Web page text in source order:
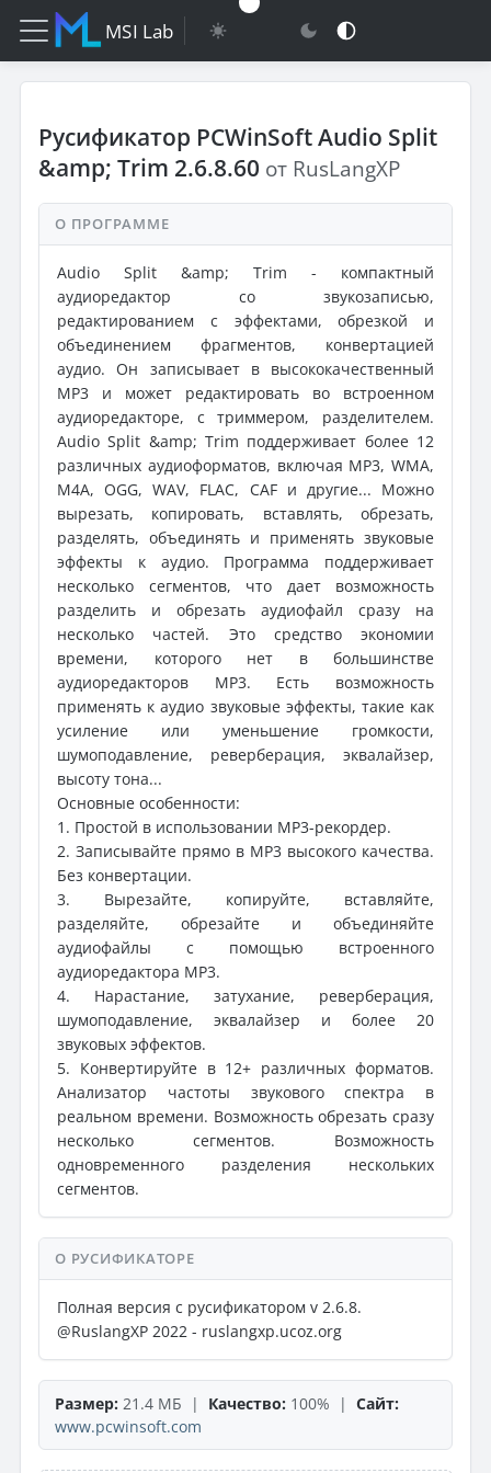
MSI Lab
Русификатор PCWinSoft Audio Split
&amp; Trim 2.6.8.60 от RusLangXP
О ПРОГРАММЕ
Audio Split &amp; Trim - компактный
аудиоредактор со звукозаписью,
редактированием с эффектами, обрезкой и
объединением фрагментов, конвертацией
аудио. Он записывает в высококачественный
MP3 и может редактировать во встроенном
аудиоредакторе, с триммером, разделителем.
Audio Split &amp; Trim поддерживает более 12
различных аудиоформатов, включая MP3, WMA,
M4A, OGG, WAV, FLAC, CAF и другие... Можно
вырезать, копировать, вставлять, обрезать,
разделять, объединять и применять звуковые
эффекты к аудио. Программа поддерживает
несколько сегментов, что дает возможность
разделить и обрезать аудиофайл сразу на
несколько частей. Это средство экономии
времени, которого нет в большинстве
аудиоредакторов MP3. Есть возможность
применять к аудио звуковые эффекты, такие как
усиление или уменьшение громкости,
шумоподавление, реверберация, эквалайзер,
высоту тона...
Основные особенности:
1. Простой в использовании MP3-рекордер.
2. Записывайте прямо в MP3 высокого качества.
Без конвертации.
3. Вырезайте, копируйте, вставляйте,
разделяйте, обрезайте и объединяйте
аудиофайлы с помощью встроенного
аудиоредактора MP3.
4. Нарастание, затухание, реверберация,
шумоподавление, эквалайзер и более 20
звуковых эффектов.
5. Конвертируйте в 12+ различных форматов.
Анализатор частоты звукового спектра в
реальном времени. Возможность обрезать сразу
несколько сегментов. Возможность
одновременного разделения нескольких
сегментов.
О РУСИФИКАТОРЕ
Полная версия с русификатором v 2.6.8.
@RuslangXP 2022 - ruslangxp.ucoz.org
Размер: 21.4 МБ | Качество: 100% | Сайт:
www.pcwinsoft.com